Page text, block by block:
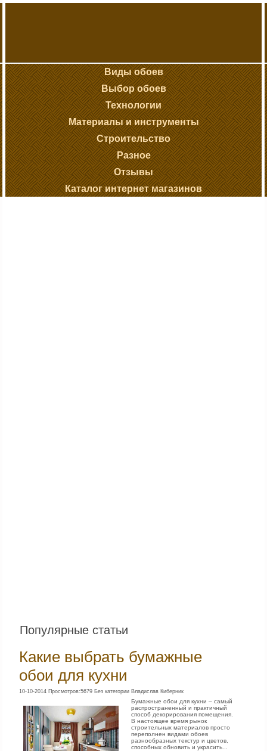
Виды обоев
Выбор обоев
Технологии
Материалы и инструменты
Строительство
Разное
Отзывы
Каталог интернет магазинов
Популярные статьи
Какие выбрать бумажные
обои для кухни
10-10-2014 Просмотров:5679 Без категории Владислав Киберник
Бумажные обои для кухни – самый
распространенный и практичный
способ декорирования помещения.
В настоящее время рынок
строительных материалов просто
переполнен видами обоев
разнообразных текстур и цветов,
способных обновить и украсить...